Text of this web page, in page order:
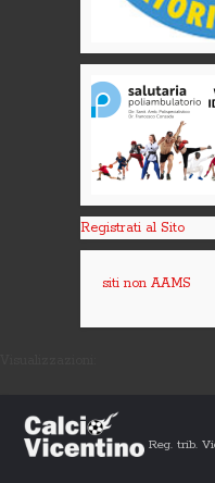
Registrati al Sito
siti non AAMS
Reg. trib.